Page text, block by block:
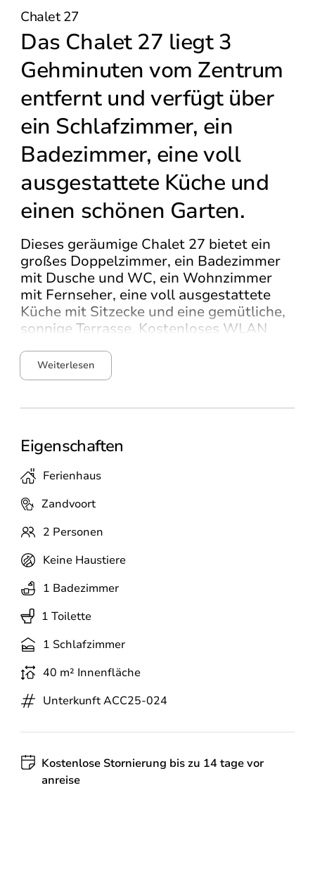
Chalet 27
Das Chalet 27 liegt 3
Gehminuten vom Zentrum
entfernt und verfügt über
ein Schlafzimmer, ein
Badezimmer, eine voll
ausgestattete Küche und
einen schönen Garten.
Dieses geräumige Chalet 27 bietet ein
großes Doppelzimmer, ein Badezimmer
mit Dusche und WC, ein Wohnzimmer
mit Fernseher, eine voll ausgestattete
Küche mit Sitzecke und eine gemütliche,
sonnige Terrasse. Kostenloses WLAN
Weiterlesen
Eigenschaften
Ferienhaus
Zandvoort
2 Personen
Keine Haustiere
1 Badezimmer
1 Toilette
1 Schlafzimmer
40 m² Innenfläche
Unterkunft ACC25-024
Kostenlose Stornierung bis zu 14 tage vor
anreise